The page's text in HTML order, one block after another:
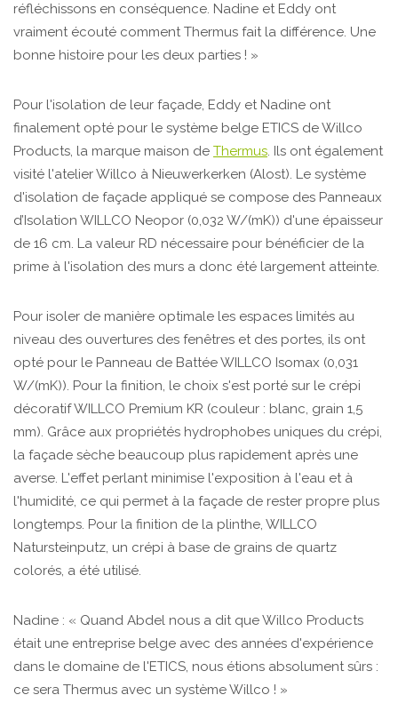
réfléchissons en conséquence. Nadine et Eddy ont
vraiment écouté comment Thermus fait la différence. Une
bonne histoire pour les deux parties ! »
Pour l'isolation de leur façade, Eddy et Nadine ont
finalement opté pour le système belge ETICS de Willco
Products, la marque maison de Thermus. Ils ont également
visité l'atelier Willco à Nieuwerkerken (Alost). Le système
d'isolation de façade appliqué se compose des Panneaux
d’Isolation WILLCO Neopor (0,032 W/(mK)) d'une épaisseur
de 16 cm. La valeur RD nécessaire pour bénéficier de la
prime à l'isolation des murs a donc été largement atteinte.
Pour isoler de manière optimale les espaces limités au
niveau des ouvertures des fenêtres et des portes, ils ont
opté pour le Panneau de Battée WILLCO Isomax (0,031
W/(mK)). Pour la finition, le choix s'est porté sur le crépi
décoratif WILLCO Premium KR (couleur : blanc, grain 1,5
mm). Grâce aux propriétés hydrophobes uniques du crépi,
la façade sèche beaucoup plus rapidement après une
averse. L'effet perlant minimise l'exposition à l'eau et à
l'humidité, ce qui permet à la façade de rester propre plus
longtemps. Pour la finition de la plinthe, WILLCO
Natursteinputz, un crépi à base de grains de quartz
colorés, a été utilisé.
Nadine : « Quand Abdel nous a dit que Willco Products
était une entreprise belge avec des années d'expérience
dans le domaine de l'ETICS, nous étions absolument sûrs :
ce sera Thermus avec un système Willco ! »